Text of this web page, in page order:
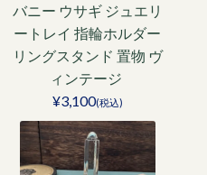
バニー ウサギ ジュエリ
ートレイ 指輪ホルダー
リングスタンド 置物 ヴ
ィンテージ
¥3,100(税込)